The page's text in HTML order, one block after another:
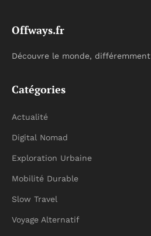
Offways.fr
Découvre le monde, différemment
Catégories
Actualité
Digital Nomad
Exploration Urbaine
Mobilité Durable
Slow Travel
Voyage Alternatif